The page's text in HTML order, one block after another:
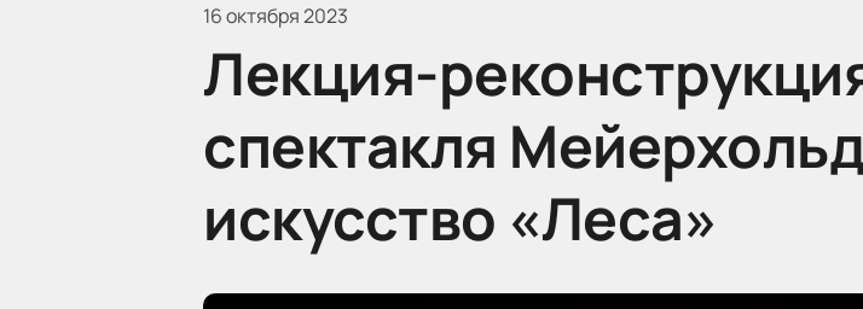
16 октября 2023
Лекция-
спектакля
искусство «Леса»